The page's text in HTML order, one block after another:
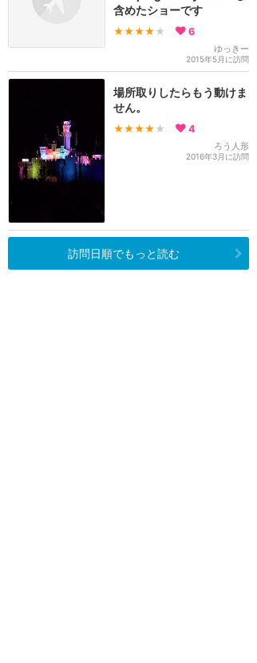
含めたショーです
★★★★ ★ 6
ゆっきー
2015年5月に訪問
場所取りしたらもう動けま
せん。
★★★★ ★ 4
ろう人形
2016年3月に訪問
訪問日順でもっと読む